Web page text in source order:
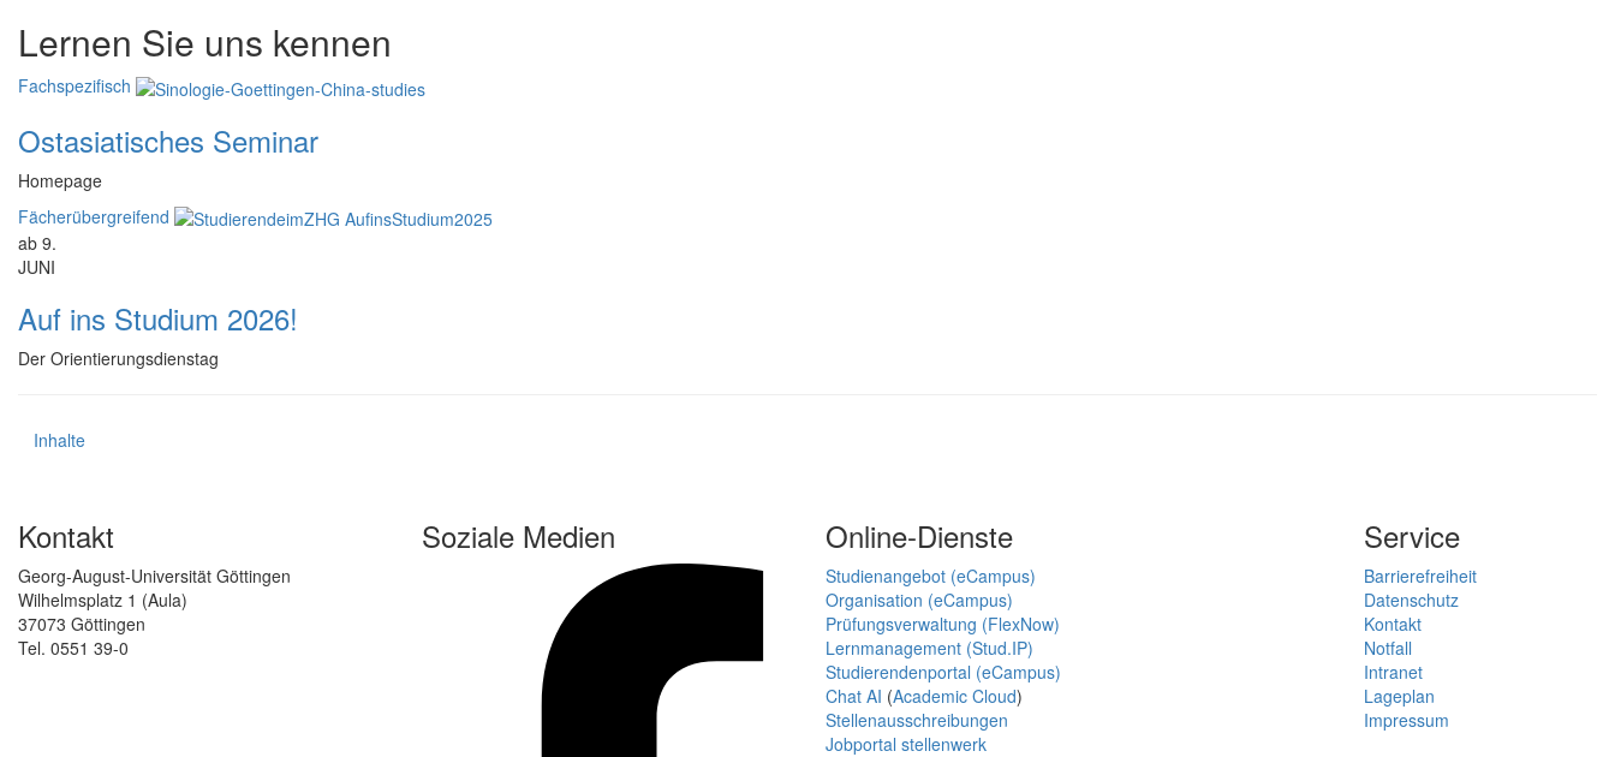
Lernen Sie uns kennen
Fachspezifisch
Ostasiatisches Seminar
Homepage
Fächerübergreifend
ab 9.
JUNI
Auf ins Studium 2026!
Der Orientierungsdienstag
Inhalte
Kontakt
Georg-August-Universität Göttingen
Wilhelmsplatz 1 (Aula)
37073 Göttingen
Tel. 0551 39-0
Soziale Medien Online-Dienste
Studienangebot (eCampus)
Organisation (eCampus)
Prüfungsverwaltung (FlexNow)
Lernmanagement (Stud.IP)
Studierendenportal (eCampus)
Chat AI (Academic Cloud)
Stellenausschreibungen
Jobportal stellenwerk
Service
Barrierefreiheit
Datenschutz
Kontakt
Notfall
Intranet
Lageplan
Impressum